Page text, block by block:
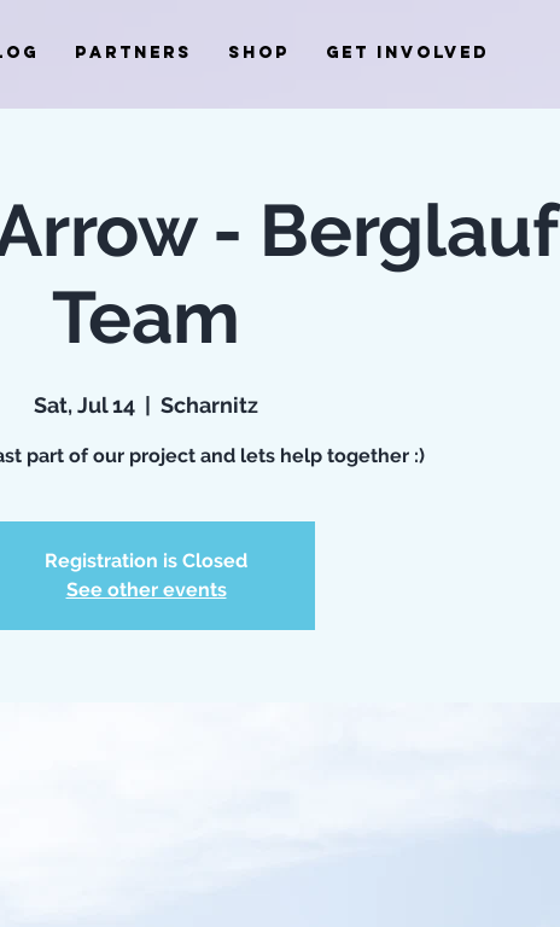
PARTNERS SHOP GET INVOLVED
- Berglauf
Team
Sat, Jul 14 Scharnitz
part of our project and lets help together :)
Registration is Closed
See other events